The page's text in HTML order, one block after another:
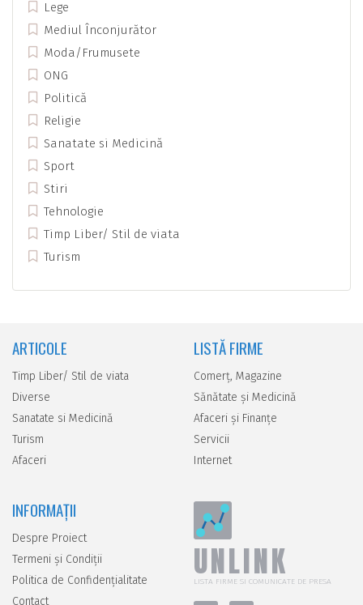
Lege
Mediul Înconjurător
Moda/Frumusete
ONG
Politică
Religie
Sanatate si Medicină
Sport
Stiri
Tehnologie
Timp Liber/ Stil de viata
Turism
ARTICOLE
Timp Liber/ Stil de viata
Diverse
Sanatate si Medicină
Turism
Afaceri
LISTĂ FIRME
Comerţ, Magazine
Sănătate şi Medicină
Afaceri şi Finanţe
Servicii
Internet
INFORMAȚII
Despre Proiect
Termeni și Condiții
Politica de Confidențialitate
Contact
UNLINK
LISTA FIRME SI COMUNICATE DE PRESA